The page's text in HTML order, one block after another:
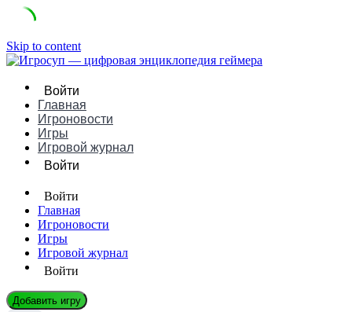
Skip to content
Войти
Главная
Игроновости
Игры
Игровой журнал
Войти
Войти
Главная
Игроновости
Игры
Игровой журнал
Войти
Добавить игру